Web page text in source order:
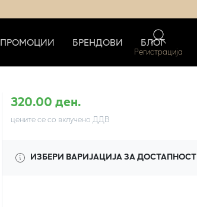
ПРОМОЦИИ БРЕНДОВИ БЛОГ
Регистрација
320.00 ден.
цените се со вклучено ДДВ
ИЗБЕРИ ВАРИЈАЦИЈА ЗА ДОСТАПНОСТ